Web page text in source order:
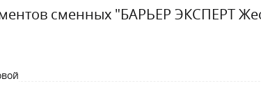
сменных "БАРЬЕР ЭКСПЕРТ